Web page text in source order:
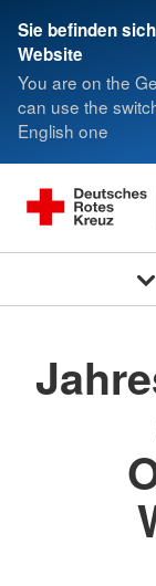
Sie befinden
Website
You are on the
can use the
English one